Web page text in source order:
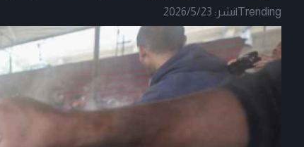
Trending نشر: 2026/5/23